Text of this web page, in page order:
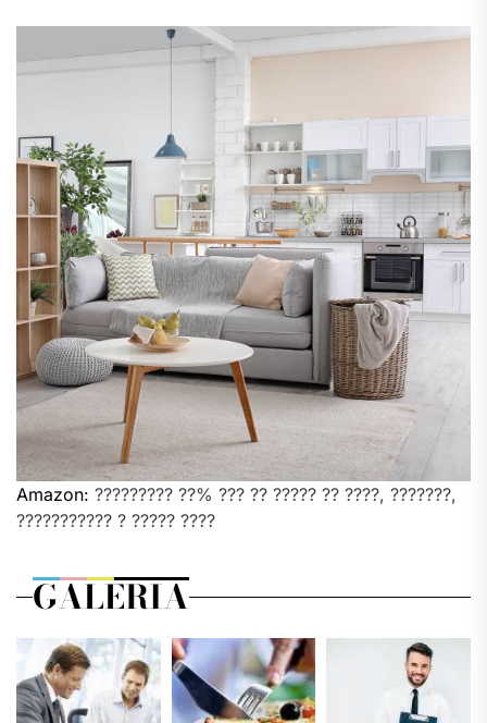
Amazon: ????????? ??% ??? ?? ????? ?? ????, ???????,
??????????? ? ????? ????
GALERIA